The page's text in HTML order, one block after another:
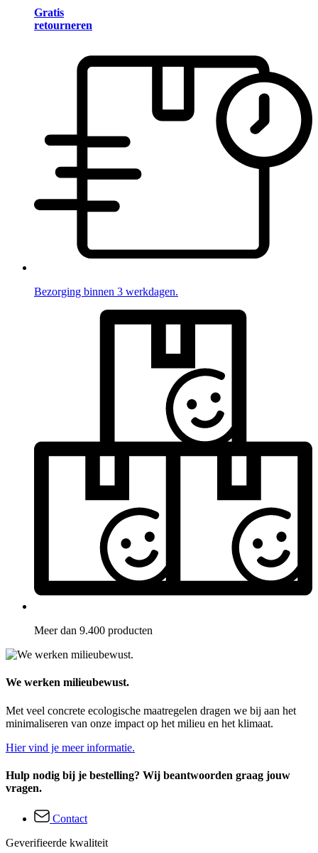
Gratis
retourneren
Bezorging binnen 3 werkdagen.
Meer dan 9.400 producten
We werken milieubewust.
Met veel concrete ecologische maatregelen dragen we bij aan het
minimaliseren van onze impact op het milieu en het klimaat.
Hier vind je meer informatie.
Hulp nodig bij je bestelling? Wij beantwoorden graag jouw
vragen.
Contact
Geverifieerde kwaliteit